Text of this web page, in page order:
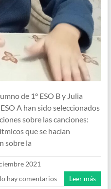
de 1º ESO B y Julia
A han sido seleccionados
sobre las canciones:
que se hacían
sobre la
2021
hay comentarios Leer más